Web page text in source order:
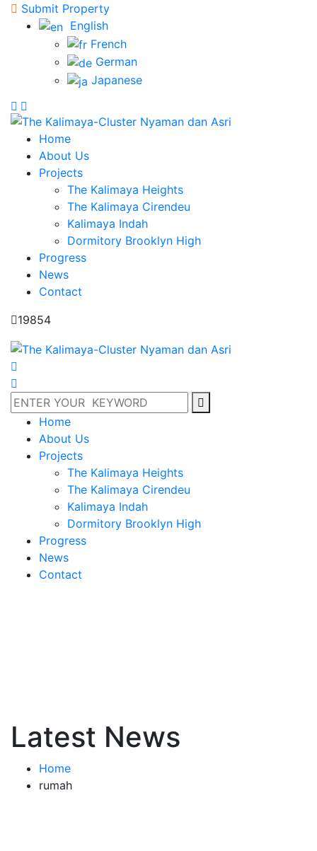
Submit Property
English
French
German
Japanese
Home
About Us
Projects
The Kalimaya Heights
The Kalimaya Cirendeu
Kalimaya Indah
Dormitory Brooklyn High
Progress
News
Contact
19854
Home
About Us
Projects
The Kalimaya Heights
The Kalimaya Cirendeu
Kalimaya Indah
Dormitory Brooklyn High
Progress
News
Contact
Latest News
Home
rumah